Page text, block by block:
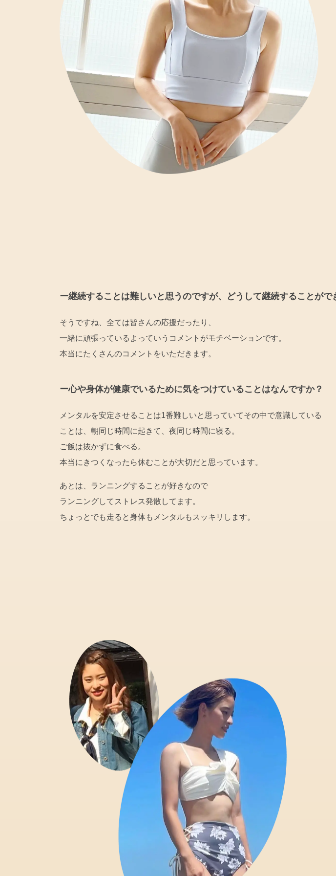
ー継続することは難しいと思うのですが、どうして継続することがで
そうですね、全ては皆さんの応援だったり、
一緒に頑張っているよっていうコメントがモチベーションです。
本当にたくさんのコメントをいただきます。
ー心や身体が健康でいるために気をつけていることはなんですか？
メンタルを安定させることは1番難しいと思っていてその中で意識している
ことは、朝同じ時間に起きて、夜同じ時間に寝る。
ご飯は抜かずに食べる。
本当にきつくなったら休むことが大切だと思っています。
あとは、ランニングすることが好きなので
ランニングしてストレス発散してます。
ちょっとでも走ると身体もメンタルもスッキリします。